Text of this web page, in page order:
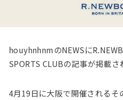
houyhnhnmのNEWSに
SPORTS CLUBの記事が掲載さ
4月19日に大阪で開催されるそ